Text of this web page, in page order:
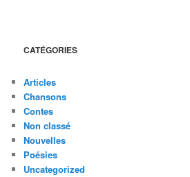
CATÉGORIES
Articles
Chansons
Contes
Non classé
Nouvelles
Poésies
Uncategorized